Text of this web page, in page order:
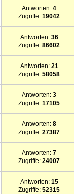
Antworten:4
Zugriffe:19042
Antworten: 36
Zugriffe:86602
Antworten: 21
Zugriffe:58058
Antworten:3
Zugriffe:17105
Antworten:8
Zugriffe:27387
Antworten:7
Zugriffe:24007
Antworten: 15
Zugriffe:52315